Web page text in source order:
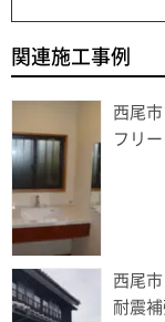
関連施工事例
西尾
フリ
西尾
耐震